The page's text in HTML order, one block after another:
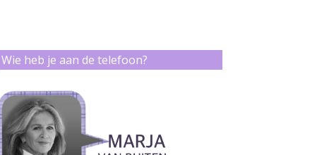
Wie heb je aan de telefoon?